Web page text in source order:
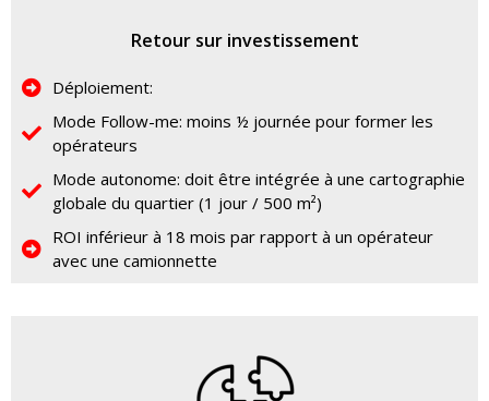
Retour sur investissement
Déploiement:
Mode Follow-me: moins ½ journée pour former les
opérateurs
Mode autonome: doit être intégrée à une cartographie
globale du quartier (1 jour / 500 m²)
ROI inférieur à 18 mois par rapport à un opérateur
avec une camionnette